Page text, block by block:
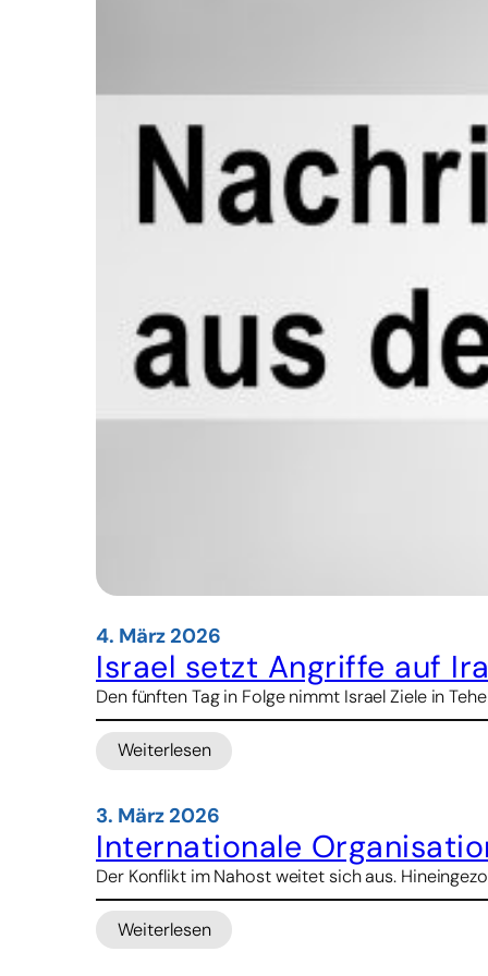
4. März 2026
Israel setzt Angriffe auf
Den fünften Tag in Folge nimmt Israel Ziele in
Weiterlesen
:
setzt
Angriffe
auf
Iran
und
Libanon
fort
3. März 2026
Internationale
Der Konflikt im Nahost weitet sich aus.
Weiterlesen
: